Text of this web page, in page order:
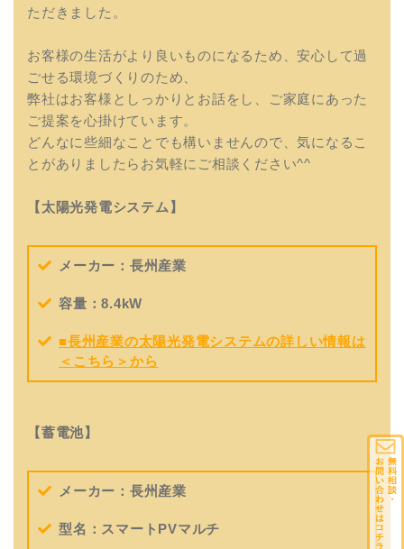
ただきました。
お客様の生活がより良いものになるため、安心して過
ごせる環境づくりのため、
弊社はお客様としっかりとお話をし、ご家庭にあった
ご提案を心掛けています。
どんなに些細なことでも構いませんので、気になるこ
とがありましたらお気軽にご相談ください^^
【太陽光発電システム】
メーカー：長州産業
容量：8.4kW
■長州産業の太陽光発電システムの詳しい情報は
＜こちら＞から
【蓄電池】
メーカー：長州産業
型名：スマートPVマルチ